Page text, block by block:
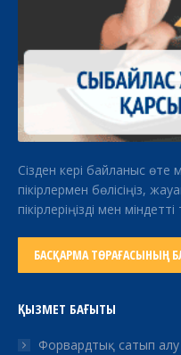
Сізден кері байланыс
пікірлермен бөлісіңіз,
пікірлеріңізді мен
БАСҚАРМА ТӨРАҒАСЫНЫҢ
ҚЫЗМЕТ БАҒЫТЫ
Форвардтық сатып алу